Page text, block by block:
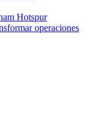
Hotspur
operaciones